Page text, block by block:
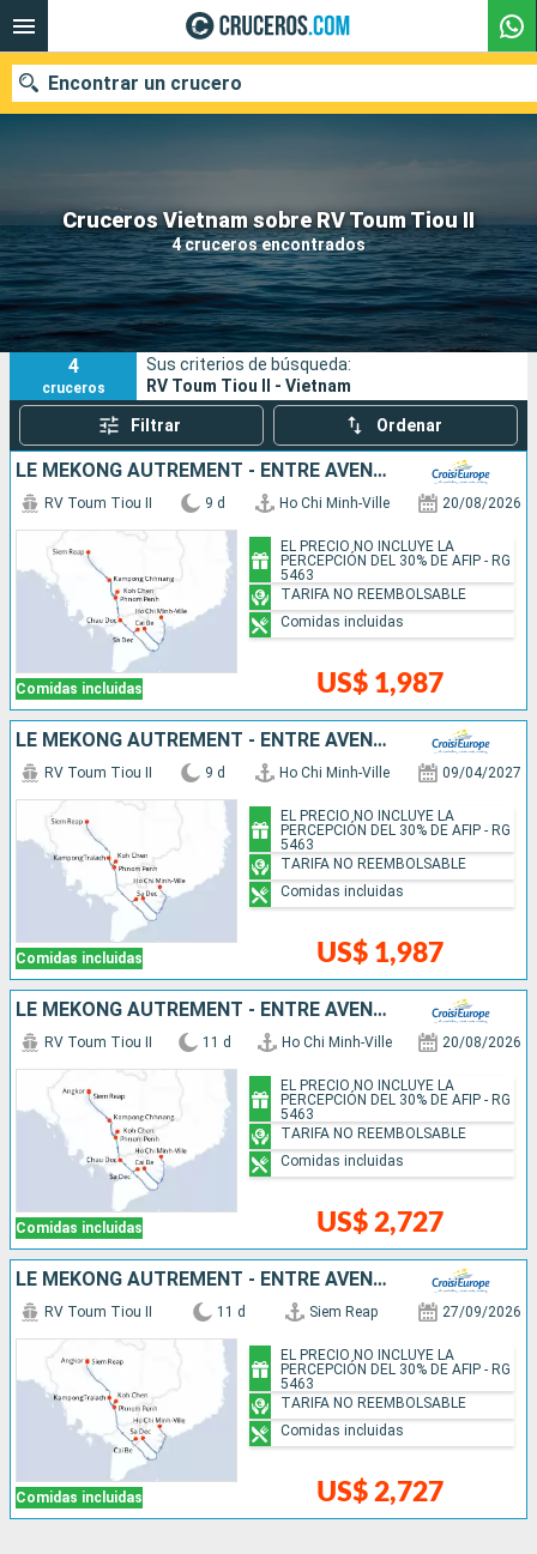
Cruceros Vietnam sobre RV Toum Tiou II
4 cruceros encontrados
Encontrar un crucero
Nuestros destinos
Fecha de salida
Puertos Compañías
Buscar
4
cruceros
Sus criterios de búsqueda:
RV Toum Tiou II - Vietnam
Filtrar Ordenar
LE MÉKONG AUTREMENT - ENTRE AVENTURE ET SITES INCONTOURNABLES
Comidas incluidas
RV Toum Tiou II 9 d Ho Chi Minh-Ville 20/08/2026
US$ 1,987
EL PRECIO NO INCLUYE LA
PERCEPCIÓN DEL 30% DE AFIP - RG
5463
TARIFA NO REEMBOLSABLE
Comidas incluidas
LE MÉKONG AUTREMENT - ENTRE AVENTURE ET SITES INCONTOURNABLES
Comidas incluidas
RV Toum Tiou II 9 d Ho Chi Minh-Ville 09/04/2027
US$ 1,987
EL PRECIO NO INCLUYE LA
PERCEPCIÓN DEL 30% DE AFIP - RG
5463
TARIFA NO REEMBOLSABLE
Comidas incluidas
LE MÉKONG AUTREMENT - ENTRE AVENTURE ET SITES INCONTOURNABLES
Comidas incluidas
RV Toum Tiou II 11 d Ho Chi Minh-Ville 20/08/2026
US$ 2,727
EL PRECIO NO INCLUYE LA
PERCEPCIÓN DEL 30% DE AFIP - RG
5463
TARIFA NO REEMBOLSABLE
Comidas incluidas
LE MÉKONG AUTREMENT - ENTRE AVENTURE ET SITES INCONTOURNABLES
Comidas incluidas
RV Toum Tiou II 11 d Siem Reap 27/09/2026
US$ 2,727
EL PRECIO NO INCLUYE LA
PERCEPCIÓN DEL 30% DE AFIP - RG
5463
TARIFA NO REEMBOLSABLE
Comidas incluidas